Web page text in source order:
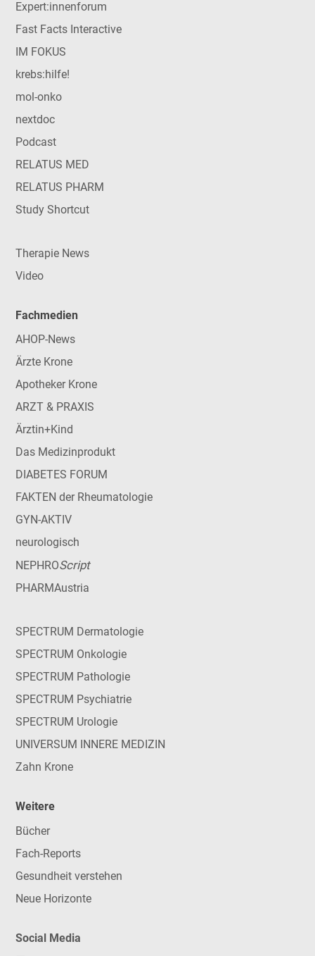
Expert:innenforum
Fast Facts Interactive
IM FOKUS
krebs:hilfe!
mol-onko
nextdoc
Podcast
RELATUS MED
RELATUS PHARM
Study Shortcut
Therapie News
Video
Fachmedien
AHOP-News
Ärzte Krone
Apotheker Krone
ARZT & PRAXIS
Ärztin+Kind
Das Medizinprodukt
DIABETES FORUM
FAKTEN der Rheumatologie
GYN-AKTIV
neurologisch
NEPHROScript
PHARMAustria
SPECTRUM Dermatologie
SPECTRUM Onkologie
SPECTRUM Pathologie
SPECTRUM Psychiatrie
SPECTRUM Urologie
UNIVERSUM INNERE MEDIZIN
Zahn Krone
Weitere
Bücher
Fach-Reports
Gesundheit verstehen
Neue Horizonte
Social Media